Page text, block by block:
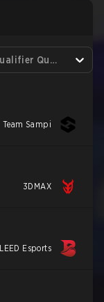
European Qualifier - Europe Closed Qualifier Quarterfinal
Team Sampi
3DMAX
Esports